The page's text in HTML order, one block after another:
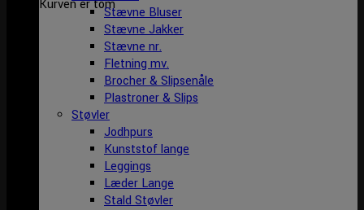
Kurven er tomStævne Bluser
Stævne Jakker
Stævne nr.
Fletning mv.
Brocher & Slipsenåle
Plastroner & Slips
Støvler
Jodhpurs
Kunststof lange
Leggings
Læder Lange
Stald Støvler